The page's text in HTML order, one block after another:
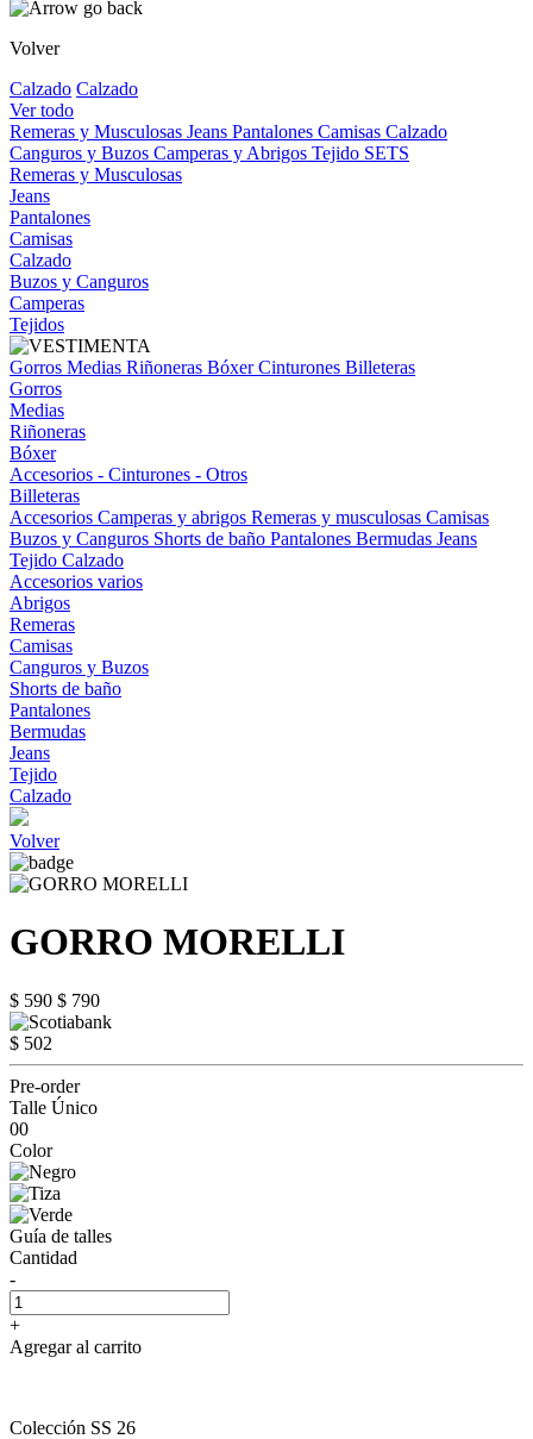
Volver
Calzado Calzado
Ver todo
Remeras y Musculosas Jeans Pantalones Camisas Calzado
Canguros y Buzos Camperas y Abrigos Tejido SETS
Remeras y Musculosas
Jeans
Pantalones
Camisas
Calzado
Buzos y Canguros
Camperas
Tejidos
Gorros Medias Riñoneras BóxerCinturones Billeteras
Gorros
Medias
Riñoneras
Bóxer
Accesorios - Cinturones - Otros
Billeteras
Accesorios Camperas y abrigos Remeras y musculosas Camisas
Buzos y Canguros Shorts de baño Pantalones Bermudas Jeans
Tejido Calzado
Accesorios varios
Abrigos
Remeras
Camisas
Canguros y Buzos
Shorts de baño
Pantalones
Bermudas
Jeans
Tejido
Calzado
Volver
GORRO MORELLI
$ 590 $ 790
$ 502
Pre-order
Talle Único
00
Color
Guía de talles
Cantidad
-
+
Agregar al carrito
Colección SS 26